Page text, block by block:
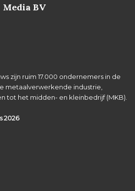
Media BV
zijn ruim 17.000 ondernemers in de
metaalverwerkende industrie,
tot het midden- en kleinbedrijf (MKB).
2026